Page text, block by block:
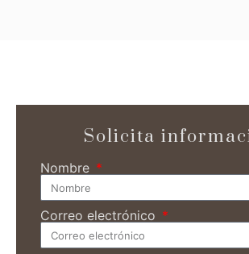
Solicita
Nombre
Correo electrónico